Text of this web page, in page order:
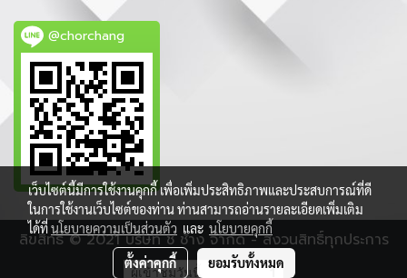
@chorchang
ลิขสิทธิ์ © 2021 บริษัท ช ช้าง จำกัด - สงวนสิทธิ์ทุกประการ
ผู้เข้าชมวันนี้ 1
เว็บไซต์นี้มีการใช้งานคุกกี้ เพื่อเพิ่มประสิทธิภาพและประสบการณ์ที่ดี
ในการใช้งานเว็บไซต์ของท่าน ท่านสามารถอ่านรายละเอียดเพิ่มเติม
ได้ที่นโยบายความเป็นส่วนตัว และ นโยบายคุกกี้
ตั้งค่าคุกกี้ ยอมรับทั้งหมด